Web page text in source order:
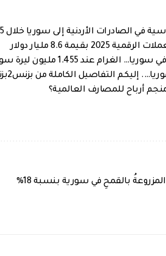
8.6 مليار دولار
عند 1.455 مليون ليرة سورية
إليكم التفاصيل الكاملة من بزنس2بزنس
أرباح للمصارف العالمية؟
إرتفاع إجمالي المساحاتُ المزروعةُ بالقمحِ في سورية بنسبة 18%